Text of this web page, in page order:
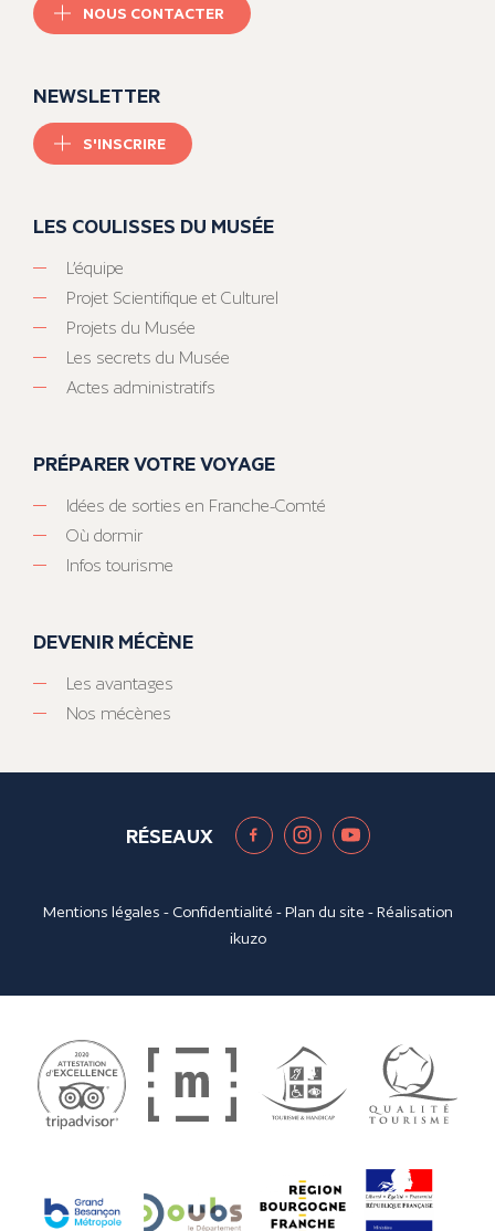
NOUS CONTACTER
NEWSLETTER
S'INSCRIRE
LES COULISSES DU MUSÉE
L’équipe
Projet Scientifique et Culturel
Projets du Musée
Les secrets du Musée
Actes administratifs
PRÉPARER VOTRE VOYAGE
Idées de sorties en Franche-Comté
Où dormir
Infos tourisme
DEVENIR MÉCÈNE
Les avantages
Nos mécènes
RÉSEAUX
Mentions légales - Confidentialité -Plan du site - Réalisation
ikuzo